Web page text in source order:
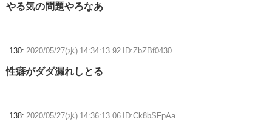
やる気の問題やろなあ
130: 2020/05/27(水) 14:34:13.92 ID:ZbZBf0430
性癖がダダ漏れしとる
138: 2020/05/27(水) 14:36:13.06 ID:Ck8bSFpAa